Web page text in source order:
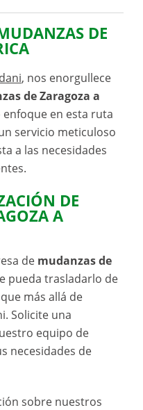
DE
, nos enorgullece
de Zaragoza a
en esta ruta
servicio meticuloso
a las necesidades
DE
A
de mudanzas de
pueda trasladarlo de
más allá de
Solicite una
equipo de
necesidades de
sobre nuestros